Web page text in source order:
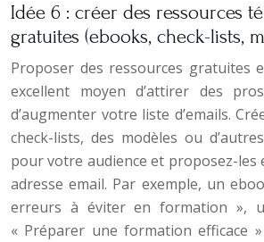
Idée 6 : créer des ressources
gratuites (ebooks, check-lists,
Proposer des ressources gratuites
excellent moyen d’attirer des
d’augmenter votre liste d’emails.
check-lists, des modèles ou
pour votre audience et proposez-les
adresse email. Par exemple, un
erreurs à éviter en formation »,
« Préparer une formation efficace